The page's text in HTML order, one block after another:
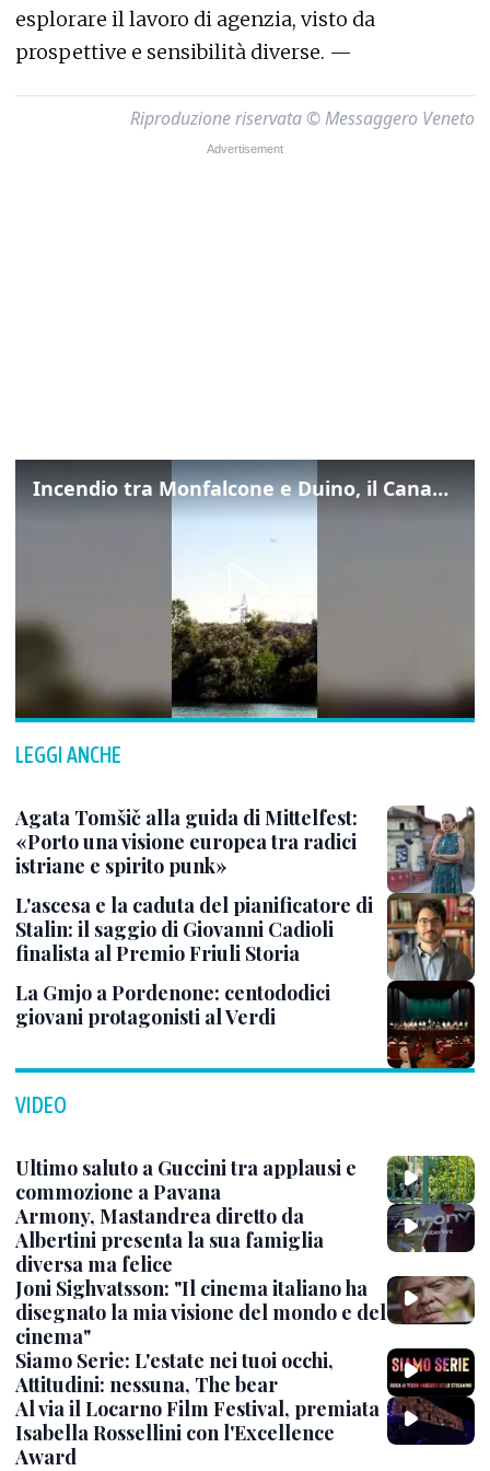
esplorare il lavoro di agenzia, visto da
prospettive e sensibilità diverse. —
Riproduzione riservata © Messaggero Veneto
Incendio tra Monfalcone e Duino, il Canadair in azione per fermare le fiamme sul fronte dell’A4
LEGGI ANCHE
Agata Tomšič alla guida di Mittelfest:
«Porto una visione europea tra radici
istriane e spirito punk»
L'ascesa e la caduta del pianificatore di
Stalin: il saggio di Giovanni Cadioli
finalista al Premio Friuli Storia
La Gmjo a Pordenone: centododici
giovani protagonisti al Verdi
VIDEO
Ultimo saluto a Guccini tra applausi e
commozione a Pavana
Armony, Mastandrea diretto da
Albertini presenta la sua famiglia
diversa ma felice
Joni Sighvatsson: "Il cinema italiano ha
disegnato la mia visione del mondo e del
cinema"
Siamo Serie: L'estate nei tuoi occhi,
Attitudini: nessuna, The bear
Al via il Locarno Film Festival, premiata
Isabella Rossellini con l'Excellence
Award